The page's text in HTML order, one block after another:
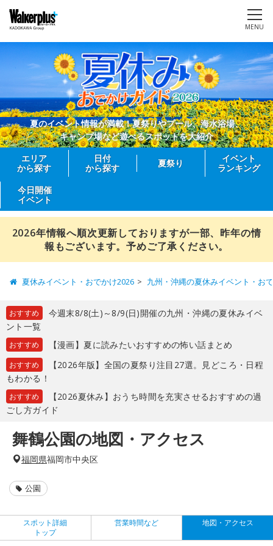
MENU
夏のイベント情報が満載！夏祭りやプール、海水浴場、
キャンプ場など遊べるスポットを大紹介
エリア
から探す
日付
から探す
夏祭り
イベント
ランキング
今日開催
イベント
2026年情報へ順次更新しておりますが一部、昨年の情
報もございます。予めご了承ください。
夏休みイベント・おでかけ2026 九州・沖縄の夏休みイベント・お
おすすめ
今週末8/8(土)～8/9(日)開催の九州・沖縄の夏休みイベ
ント一覧
おすすめ 【漫画】夏に読みたいおすすめの怖い話まとめ
おすすめ
【2026年版】全国の夏祭り注目27選。見どころ・日程
もわかる！
おすすめ
【2026夏休み】おうち時間を充実させるおすすめの過
ごし方ガイド
舞鶴公園の地図・アクセス
福岡県福岡市中央区
公園
スポット詳細
トップ
営業時間など 地図・アクセス